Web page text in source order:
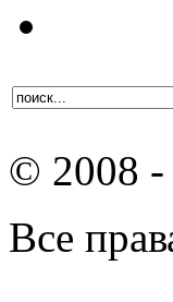
© 2008 -
Все